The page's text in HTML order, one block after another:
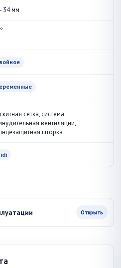
34 мм
сетка, система
вентиляции,
шторка
Открыть